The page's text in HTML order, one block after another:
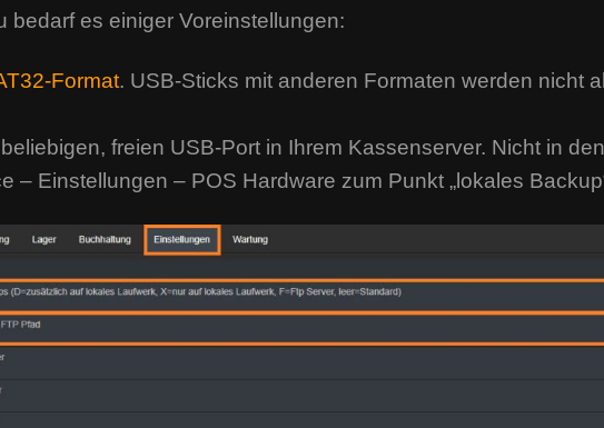
bedarf es einiger Voreinstellungen:
Format. USB-Sticks mit anderen Formaten werden nicht
freien USB-Port in Ihrem Kassenserver. Nicht in
– Einstellungen – POS Hardware zum Punkt „lokales